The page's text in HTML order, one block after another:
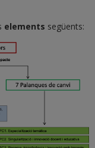
elements següents: